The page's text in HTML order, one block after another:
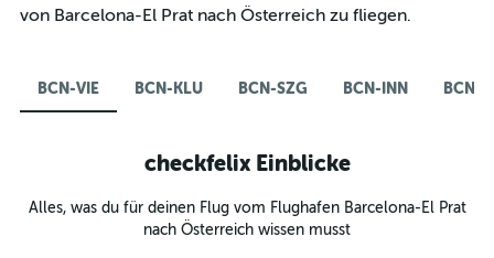
von Barcelona-El Prat nach Österreich zu fliegen.
BCN-VIE BCN-KLU BCN-SZG BCN-INN BCN-
checkfelix Einblicke
Alles, was du für deinen Flug vom Flughafen Barcelona-El Prat
nach Österreich wissen musst